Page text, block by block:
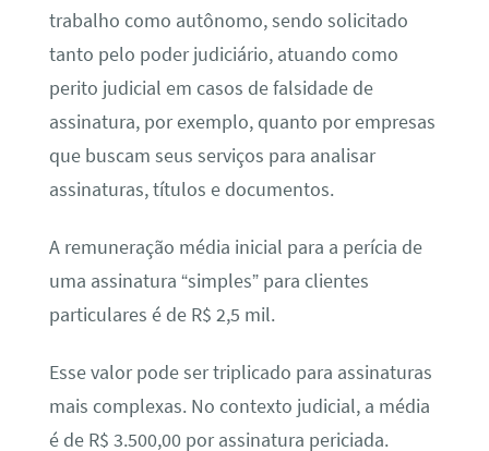
trabalho como autônomo, sendo solicitado
tanto pelo poder judiciário, atuando como
perito judicial em casos de falsidade de
assinatura, por exemplo, quanto por empresas
que buscam seus serviços para analisar
assinaturas, títulos e documentos.
A remuneração média inicial para a perícia de
uma assinatura “simples” para clientes
particulares é de R$ 2,5 mil.
Esse valor pode ser triplicado para assinaturas
mais complexas. No contexto judicial, a média
é de R$ 3.500,00 por assinatura periciada.